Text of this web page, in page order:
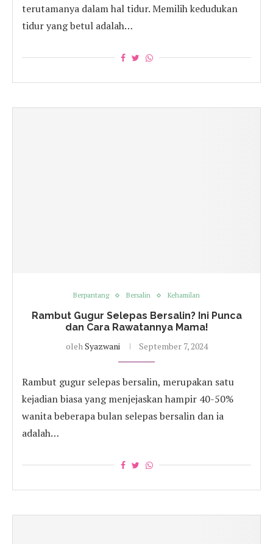
terutamanya dalam hal tidur. Memilih kedudukan
tidur yang betul adalah…
Berpantang Bersalin Kehamilan
Rambut Gugur Selepas Bersalin? Ini Punca
dan Cara Rawatannya Mama!
olehSyazwani September 7, 2024
Rambut gugur selepas bersalin, merupakan satu
kejadian biasa yang menjejaskan hampir 40-50%
wanita beberapa bulan selepas bersalin dan ia
adalah…